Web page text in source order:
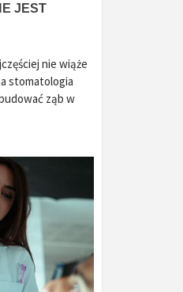
JEST
nie wiąże
stomatologia
ząb w